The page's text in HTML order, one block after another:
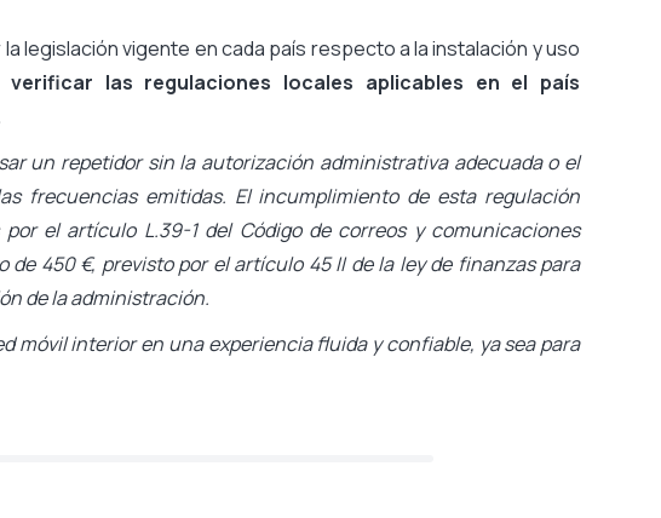
legislación vigente en cada país respecto a la instalación y uso
verificar las regulaciones locales aplicables en el país
un repetidor sin la autorización administrativa adecuada o el
frecuencias emitidas. El incumplimiento de esta regulación
el artículo L.39-1 del Código de correos y comunicaciones
450 €, previsto por el artículo 45 II de la ley de finanzas para
de la administración.
móvil interior en una experiencia fluida y confiable, ya sea para